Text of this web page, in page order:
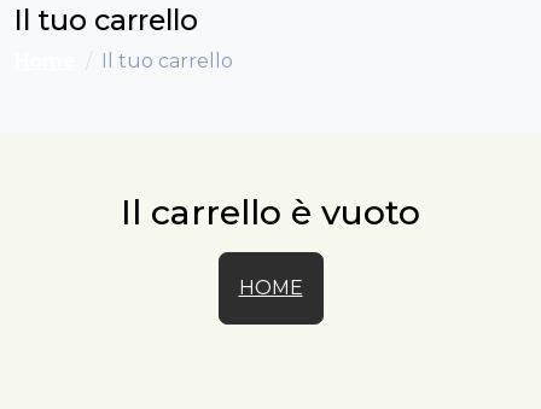
Il tuo carrello
Il tuo carrello
Il carrello è vuoto
HOME